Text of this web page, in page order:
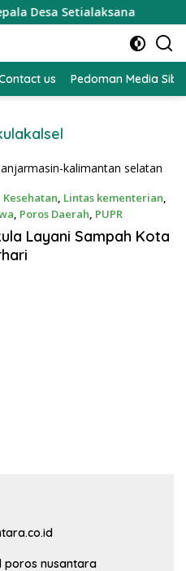
Desa Setialaksana
us Pedoman Media
Kesehatan, Lintas kementerian,
, Poros Daerah, PUPR
Layani Sampah Kota
poros nusantara